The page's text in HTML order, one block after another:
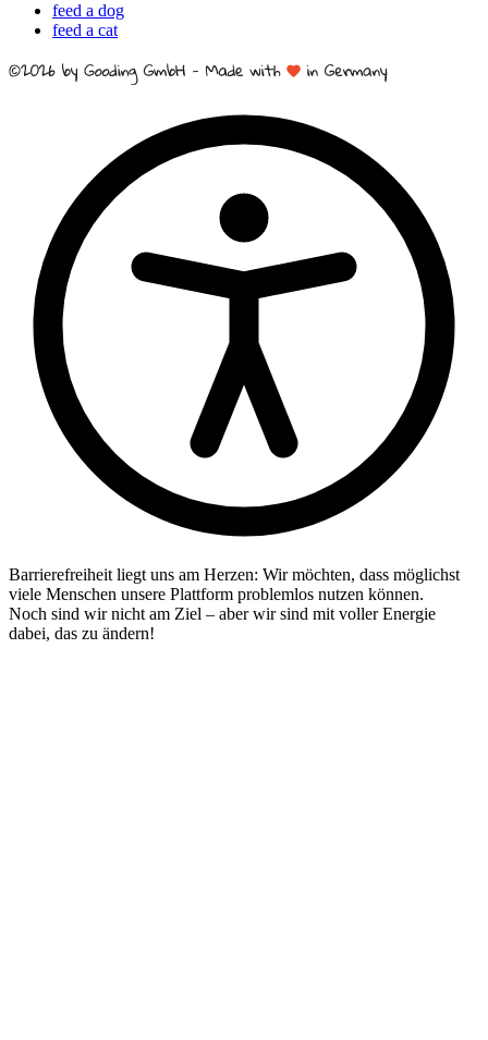
feed a dog
feed a cat
Barrierefreiheit liegt uns am Herzen: Wir möchten, dass möglichst
viele Menschen unsere Plattform problemlos nutzen können.
Noch sind wir nicht am Ziel – aber wir sind mit voller Energie
dabei, das zu ändern!